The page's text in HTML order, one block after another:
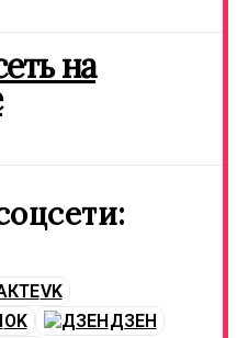
на
VK
OK
ДЗЕН